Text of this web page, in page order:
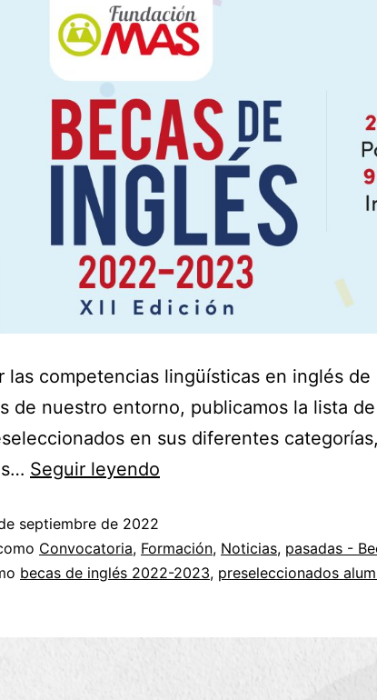
las competencias lingüísticas en inglés de
de nuestro entorno, publicamos la lista de
en sus diferentes
Seguir leyendo
septiembre de 2022
Convocatoria, Formación, Noticias, pasadas -
becas de inglés 2022-2023, preseleccionados